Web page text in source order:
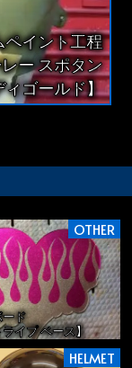
ペイント工程
ー スポタン
ゴールド】
OTHER
ド
イプ ベース】
HELMET